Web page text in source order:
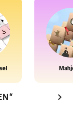
chevron_right